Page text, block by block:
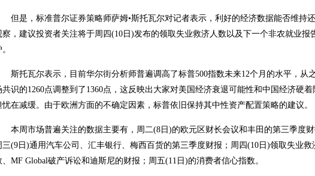
但是，标准普尔证券策略师萨姆•斯托瓦尔对记者表示，利好的经济数据能否维持
察，建议投资者关注将于周四(10日)发布的领取失业救济人数以及下一个非农就业报
斯托瓦尔表示，目前华尔街分析师普遍调高了标普500指数未来12个月的水平，从
共识的1260点调整到了1360点，这反映出大家对美国经济衰退可能性和中国经济硬着
忧在减缓。由于欧洲方面的不确定因素，标普依旧保持其中性资产配置策略的建议。
本周市场普遍关注的数据主要有，周二(8日)的欧元区财长会议和丰田的第三季度财
三(9日)通用汽车公司、汇丰银行、梅西百货的第三季度财报；周四(10日)领取失业救
、MF Global破产诉讼和迪斯尼的财报；周五(11日)的消费者信心指数。